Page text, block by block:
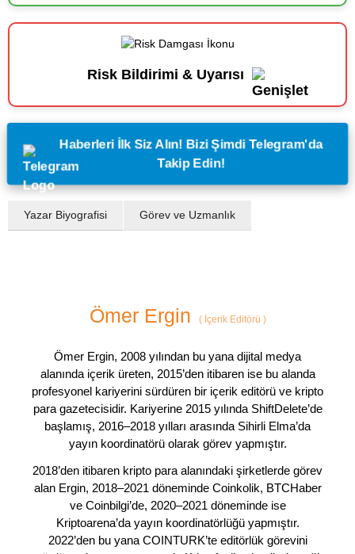
Risk Bildirimi & Uyarısı
Haberleri İlk Siz Alın! Bizi Şimdi Telegram'da
Takip Edin!
Yazar Biyografisi Görev ve Uzmanlık
Ömer Ergin (İçerik Editörü )
Ömer Ergin, 2008 yılından bu yana dijital medya
alanında içerik üreten, 2015’den itibaren ise bu alanda
profesyonel kariyerini sürdüren bir içerik editörü ve kripto
para gazetecisidir. Kariyerine 2015 yılında ShiftDelete’de
başlamış, 2016–2018 yılları arasında Sihirli Elma’da
yayın koordinatörü olarak görev yapmıştır.
2018’den itibaren kripto para alanındaki şirketlerde görev
alan Ergin, 2018–2021 döneminde Coinkolik, BTCHaber
ve Coinbilgi’de, 2020–2021 döneminde ise
Kriptoarena’da yayın koordinatörlüğü yapmıştır.
2022’den bu yana COINTURK’te editörlük görevini